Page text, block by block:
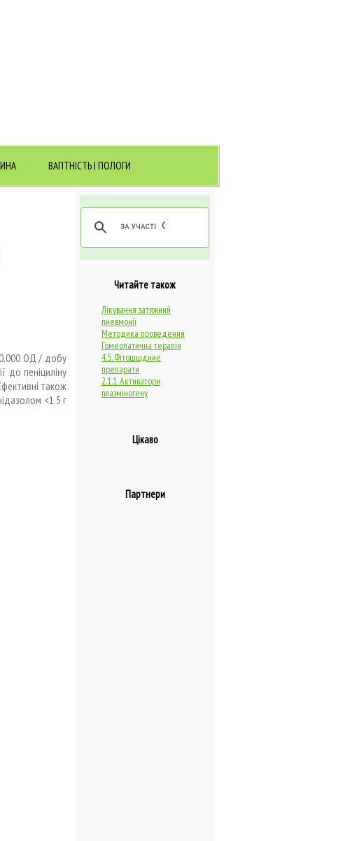
ВАГІТНІСТЬ І ПОЛОГИ
ОД / добу
до пеніциліну
також
<1.5 г
Читайте також
Лікування затяжний
пневмонії
Методика проведення
Гомеопатична терапія
4.5. Фітошщдние
препарати
2.1.1. Активатори
плазміногену
Цікаво
Партнери